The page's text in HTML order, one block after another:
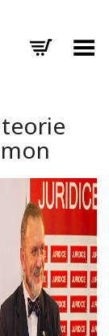
Toggle Menu